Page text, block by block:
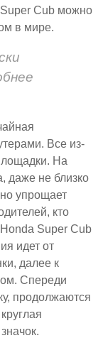
Super Cub можно
в мире.
Все из-
На
даже не близко
упрощает
кто
Super Cub
идет от
далее к
Спереди
продолжаются